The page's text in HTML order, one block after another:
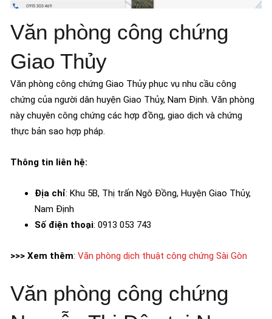
Văn phòng công chứng
Giao Thủy
Văn phòng công chứng Giao Thủy phục vụ nhu cầu công
chứng của người dân huyện Giao Thủy, Nam Định. Văn phòng
này chuyên công chứng các hợp đồng, giao dịch và chứng
thực bản sao hợp pháp.
Thông tin liên hệ:
Địa chỉ: Khu 5B, Thị trấn Ngô Đồng, Huyện Giao Thủy,
Nam Định
Số điện thoại: 0913 053 743
>>> Xem thêm: Văn phòng dịch thuật công chứng Sài Gòn
Văn phòng công chứng